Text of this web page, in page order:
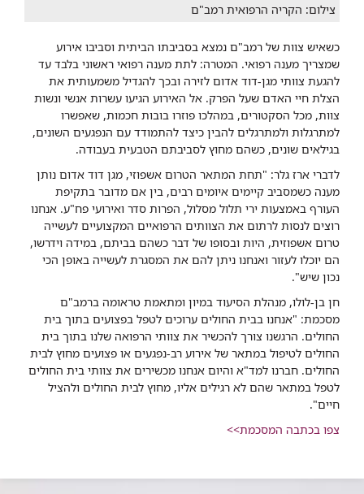
צילום: הקריה הרפואית רמב"ם
כשאיש צוות של רמב"ם נמצא בסביבתו הביתית וסביבו אירוע
שמצריך מענה רפואי. המטרה: לתת מענה רפואי ראשוני בלבד עד
להגעת צוותי מגן-דוד אדום לזירה ובכך להגדיל משמעותית את
הצלת חיי האדם שעל הפרק. אל האירוע הגיעו עשרות אנשי ונשות
צוות, מכל הסקטורים, במהלכו פוזרו בובות חכמות, שאפשרו
למתרגלות ולמתרגלים להבין כיצד להתמודד עם הנפגעים השונים,
בגילאים שונים, כשהם מחוץ לסביבתם הטבעית בעבודה.
לדברי ארז גלר: "תחת המתאר הטרום אשפוזי, מגן דוד אדום נותן
מענה כשמסביב קיימים איומים רבים, בין אם מדובר בתקיפת
העורף באמצעות ירי תלול מסלול, הפרות סדר ואירועי פח"ע. אנחנו
רוצים לנסות לרתום את הצוותים הרפואיים המקצועיים לעשייה
טרום אשפוזית, היות ובסופו של דבר כשהם בביתם, במידה וידרשו,
הם יוכלו לעזור ואנחנו ניתן להם את המסגרת לעשייה באופן הכי
נכון שיש".
חן בן-לולו, מנהלת הסיעוד במיון ומתאמת טראומה ברמב"ם
מסכמת: "אנחנו בבית החולים ערוכים לטפל בפצועים בתוך בית
החולים. הרגשנו צורך להכשיר את צוותי הרפואה שלנו בתוך בית
החולים לטיפול במתאר של אירוע רב-נפגעים או פצועים מחוץ לבית
החולים. חברנו למד"א והיום אנחנו מכשירים את צוותי בית החולים
לטפל במתאר שהם לא רגילים אליו, מחוץ לבית החולים ולהציל
חיים".
צפו בכתבה המסכמת>>